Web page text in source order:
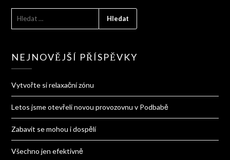
NEJNOVĚJŠÍ PŘÍSPĚVKY
Vytvořte si relaxační zónu
Letos jsme otevřeli novou provozovnu v Podbabě
Zabavit se mohou i dospělí
Všechno jen efektivně